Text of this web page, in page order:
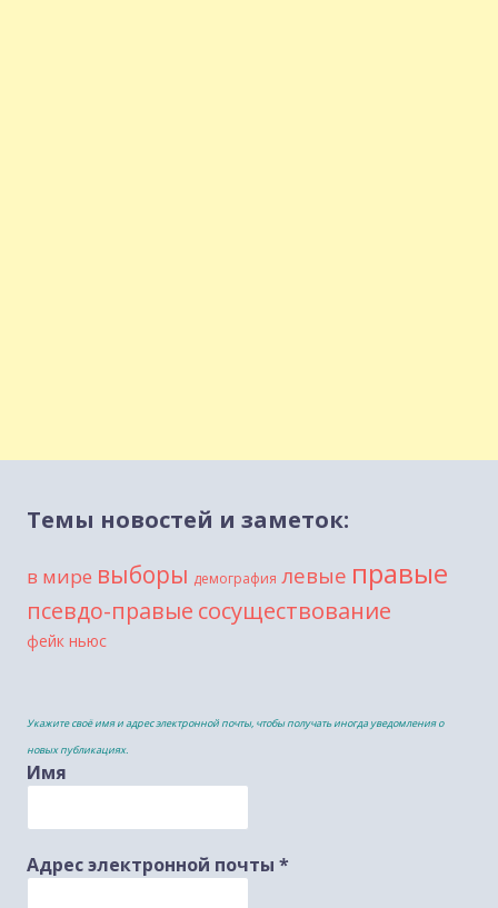
Темы новостей и заметок:
в мире выборы демография левые правые
псевдо-правые сосуществование
фейк ньюс
Укажите своё имя и адрес электронной почты, чтобы получать иногда уведомления о
новых публикациях.
Имя
Адрес электронной почты *